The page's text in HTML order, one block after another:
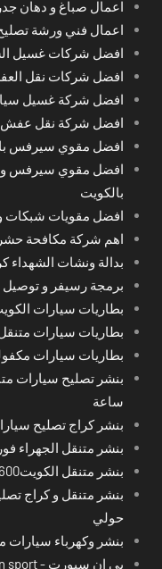
اعمال صباغ و دهان
اعمال فني ورشة
افضل شركات غسيل
افضل شركات نقل
افضل شركة غسيل
افضل شركة نقل عفش و
افضل مقوي سيرفس
افضل مقوي سيرفس و
بالكويت
افضل مقويات شبكات
اهم شركة مكافحة
بدالة ونشات
برمجة رسيفر و توصيل ريموت 24 ساعة في
بطاريات سيارات
بطاريات سيارات
بطاريات سيارات
ساعة
بنشر كراج تصليح
بنشر متنقل الجهراء
بنشر متنقل الكويت55336600
بنشر متنقل و كراج
حولي
بنشر وكهرباء سيارات